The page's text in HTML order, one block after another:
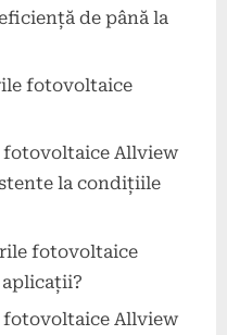
de până la
fotovoltaice
fotovoltaice Allview
la condițiile
fotovoltaice
fotovoltaice Allview